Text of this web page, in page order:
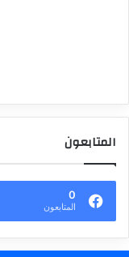
المتابعون
0
المتابعون